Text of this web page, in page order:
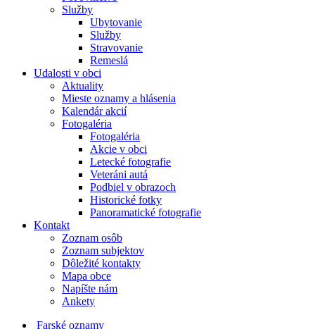
Služby
Ubytovanie
Služby
Stravovanie
Remeslá
Udalosti v obci
Aktuality
Mieste oznamy a hlásenia
Kalendár akcií
Fotogaléria
Fotogaléria
Akcie v obci
Letecké fotografie
Veteráni autá
Podbiel v obrazoch
Historické fotky
Panoramatické fotografie
Kontakt
Zoznam osôb
Zoznam subjektov
Dôležité kontakty
Mapa obce
Napíšte nám
Ankety
Farské oznamy